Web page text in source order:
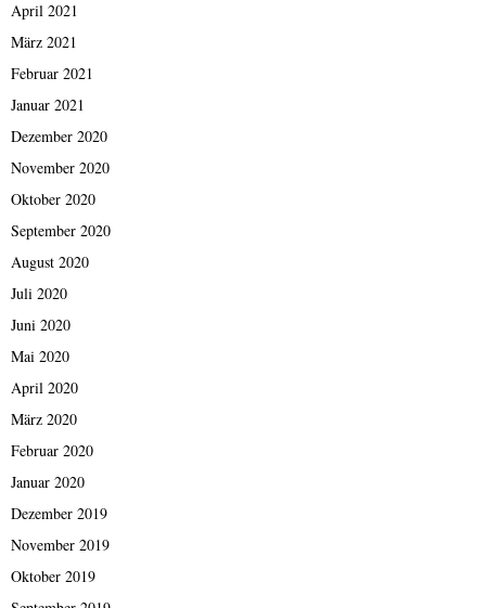
April 2021
März 2021
Februar 2021
Januar 2021
Dezember 2020
November 2020
Oktober 2020
September 2020
August 2020
Juli 2020
Juni 2020
Mai 2020
April 2020
März 2020
Februar 2020
Januar 2020
Dezember 2019
November 2019
Oktober 2019